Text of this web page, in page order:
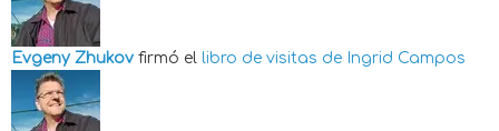
Evgeny Zhukov firmó el libro de visitas de Ingrid Campos